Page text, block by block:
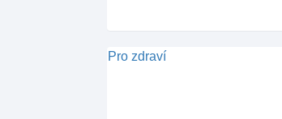
Pro zdraví